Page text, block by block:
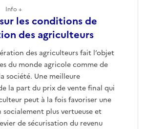
les conditions de
des agriculteurs
des agriculteurs fait l’objet
du monde agricole comme de
société. Une meilleure
la part du prix de vente final qui
peut à la fois favoriser une
plus vertueuse et
de sécurisation du revenu
Info +